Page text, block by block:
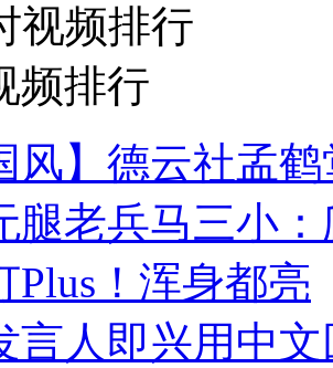
视频排行
频排行
风】德云社孟
腿老兵马三小
Plus！浑身都亮
言人即兴用中